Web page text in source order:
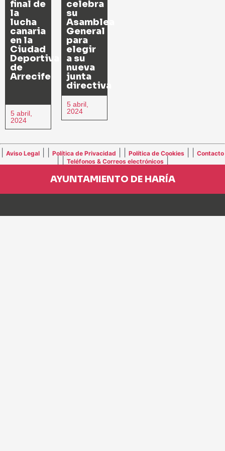
final de
la
lucha
canaria
en la
Ciudad
Deportiva
de
Arrecife
5 abril,
2024
celebra
su
Asamblea
General
para
elegir
a su
nueva
junta
directiva
5 abril,
2024
Aviso Legal Política de Privacidad Política de Cookies Contacto
Teléfonos & Correos electrónicos|
AYUNTAMIENTO DE HARÍA